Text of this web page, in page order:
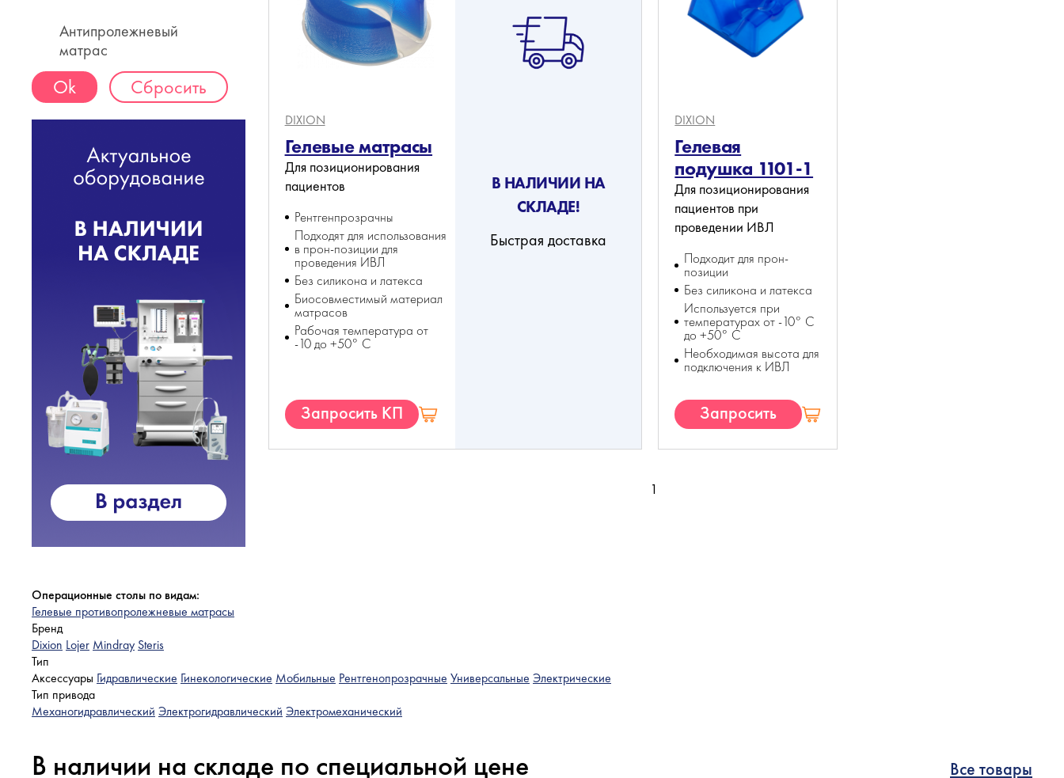
Антипролежневый
матрас
Сбросить
DIXION
Гелевые матрасы
Для позиционирования
пациентов
Рентгенпрозрачны
Подходят для использования
в прон-позиции для
проведения ИВЛ
Без силикона и латекса
Биосовместимый материал
матрасов
Рабочая температура от
-10 до +50° С
Запросить КП
В НАЛИЧИИ НА
СКЛАДЕ!
Быстрая доставка
DIXION
Гелевая
подушка 1101-1
Для позиционирования
пациентов при
проведении ИВЛ
Подходит для прон-
позиции
Без силикона и латекса
Используется при
температурах от -10° С
до +50° С
Необходимая высота для
подключения к ИВЛ
Запросить
1
Операционные столы по видам:
Гелевые противопролежневые матрасы
Бренд
Dixion Lojer Mindray Steris
Тип
Аксессуары Гидравлические Гинекологические Мобильные Рентгенопрозрачные Универсальные Электрические
Тип привода
Механогидравлический Электрогидравлический Электромеханический
В наличии на складе по специальной цене Все товары